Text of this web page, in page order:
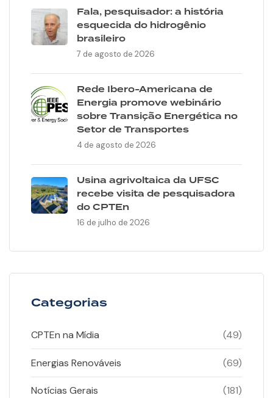
Fala, pesquisador: a história
esquecida do hidrogênio
brasileiro
7 de agosto de 2026
Rede Ibero-Americana de
Energia promove webinário
sobre Transição Energética no
Setor de Transportes
4 de agosto de 2026
Usina agrivoltaica da UFSC
recebe visita de pesquisadora
do CPTEn
16 de julho de 2026
Categorias
CPTEn na Mídia (49)
Energias Renováveis (69)
Notícias Gerais (181)